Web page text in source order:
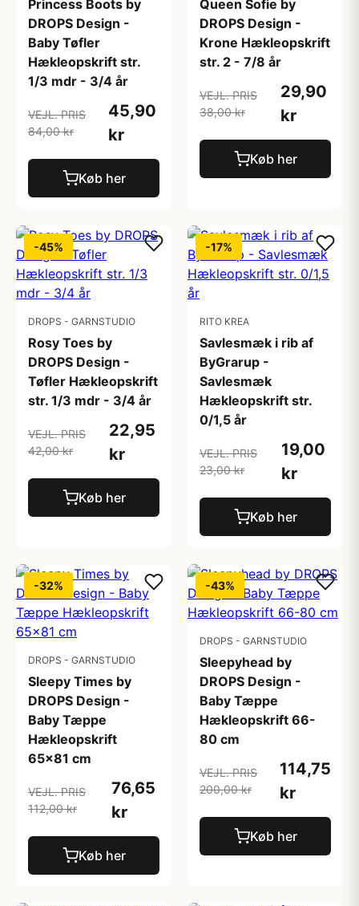
Princess Boots by
DROPS Design -
Baby Tøfler
Hækleopskrift str.
1/3 mdr - 3/4 år
VEJL. PRIS
84,00 kr
45,90
kr
Køb her
Queen Sofie by
DROPS Design -
Krone Hækleopskrift
str. 2 - 7/8 år
VEJL. PRIS
38,00 kr
29,90
kr
Køb her
-45%
DROPS - GARNSTUDIO
Rosy Toes by
DROPS Design -
Tøfler Hækleopskrift
str. 1/3 mdr - 3/4 år
VEJL. PRIS
42,00 kr
22,95
kr
Køb her
-17%
RITO KREA
Savlesmæk i rib af
ByGrarup -
Savlesmæk
Hækleopskrift str.
0/1,5 år
VEJL. PRIS
23,00 kr
19,00
kr
Køb her
-32%
DROPS - GARNSTUDIO
Sleepy Times by
DROPS Design -
Baby Tæppe
Hækleopskrift
65x81 cm
VEJL. PRIS
112,00 kr
76,65
kr
Køb her
-43%
DROPS - GARNSTUDIO
Sleepyhead by
DROPS Design -
Baby Tæppe
Hækleopskrift 66-
80 cm
VEJL. PRIS
200,00 kr
114,75
kr
Køb her